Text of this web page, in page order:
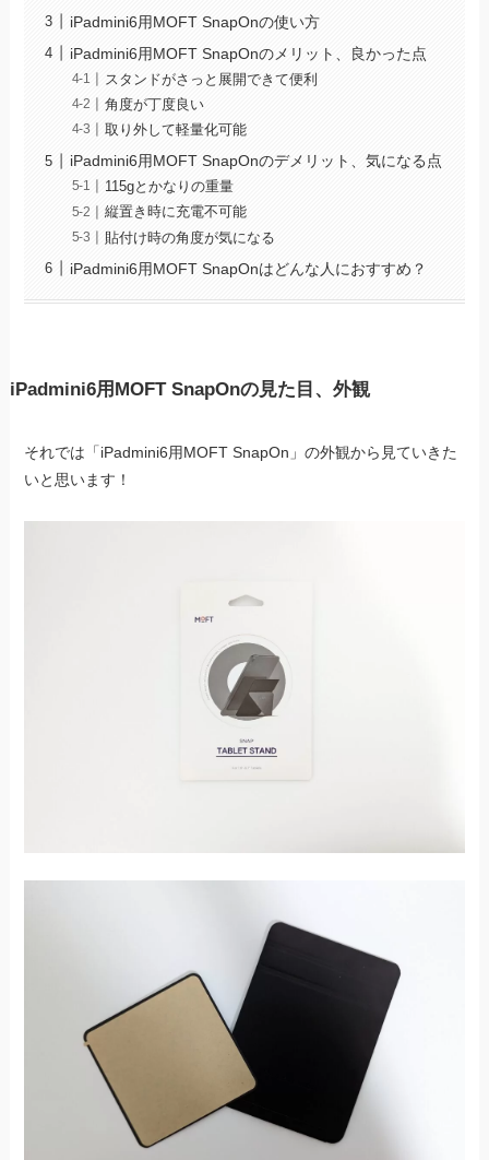
iPadmini6用MOFT SnapOnの使い方
iPadmini6用MOFT SnapOnのメリット、良かった点
スタンドがさっと展開できて便利
角度が丁度良い
取り外して軽量化可能
iPadmini6用MOFT SnapOnのデメリット、気になる点
115gとかなりの重量
縦置き時に充電不可能
貼付け時の角度が気になる
iPadmini6用MOFT SnapOnはどんな人におすすめ？
iPadmini6用MOFT SnapOnの見た目、外観
それでは「iPadmini6用MOFT SnapOn」の外観から見ていきた
いと思います！